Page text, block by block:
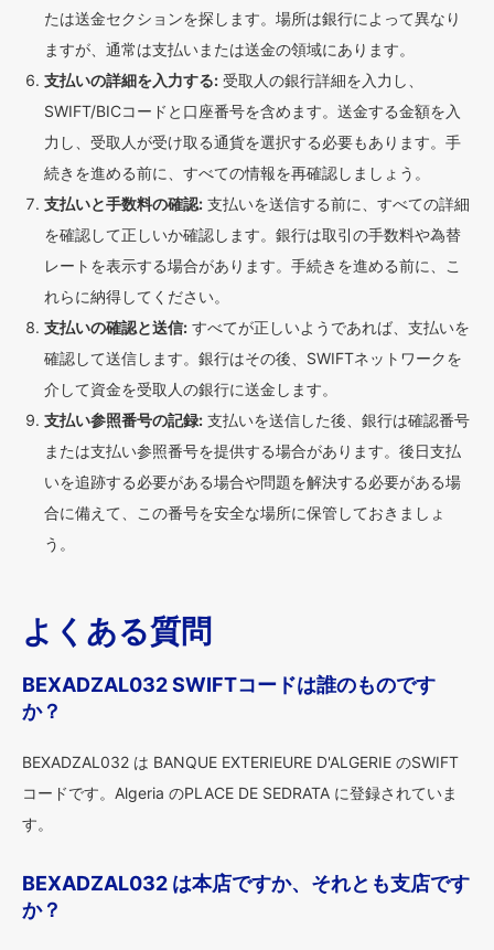
たは送金セクションを探します。場所は銀行によって異なり
ますが、通常は支払いまたは送金の領域にあります。
支払いの詳細を入力する: 受取人の銀行詳細を入力し、
SWIFT/BICコードと口座番号を含めます。送金する金額を入
力し、受取人が受け取る通貨を選択する必要もあります。手
続きを進める前に、すべての情報を再確認しましょう。
支払いと手数料の確認: 支払いを送信する前に、すべての詳細
を確認して正しいか確認します。銀行は取引の手数料や為替
レートを表示する場合があります。手続きを進める前に、こ
れらに納得してください。
支払いの確認と送信: すべてが正しいようであれば、支払いを
確認して送信します。銀行はその後、SWIFTネットワークを
介して資金を受取人の銀行に送金します。
支払い参照番号の記録: 支払いを送信した後、銀行は確認番号
または支払い参照番号を提供する場合があります。後日支払
いを追跡する必要がある場合や問題を解決する必要がある場
合に備えて、この番号を安全な場所に保管しておきましょ
う。
よくある質問
BEXADZAL032 SWIFTコードは誰のものです
か？
BEXADZAL032 は BANQUE EXTERIEURE D'ALGERIE のSWIFT
コードです。Algeria のPLACE DE SEDRATA に登録されていま
す。
BEXADZAL032 は本店ですか、それとも支店です
か？